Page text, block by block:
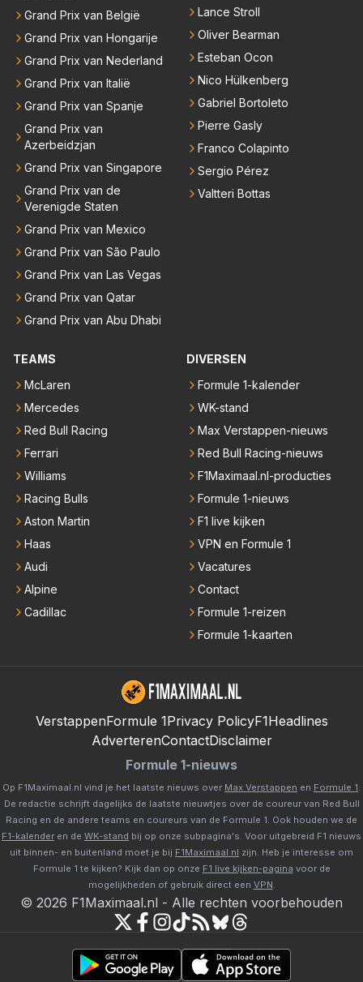
Grand Prix van België
Grand Prix van Hongarije
Grand Prix van Nederland
Grand Prix van Italië
Grand Prix van Spanje
Grand Prix van
Azerbeidzjan
Grand Prix van Singapore
Grand Prix van de
Verenigde Staten
Grand Prix van Mexico
Grand Prix van São Paulo
Grand Prix van Las Vegas
Grand Prix van Qatar
Grand Prix van Abu Dhabi
Lance Stroll
Oliver Bearman
Esteban Ocon
Nico Hülkenberg
Gabriel Bortoleto
Pierre Gasly
Franco Colapinto
Sergio Pérez
Valtteri Bottas
TEAMS
McLaren
Mercedes
Red Bull Racing
Ferrari
Williams
Racing Bulls
Aston Martin
Haas
Audi
Alpine
Cadillac
DIVERSEN
Formule 1-kalender
WK-stand
Max Verstappen-nieuws
Red Bull Racing-nieuws
F1Maximaal.nl-producties
Formule 1-nieuws
F1 live kijken
VPN en Formule 1
Vacatures
Contact
Formule 1-reizen
Formule 1-kaarten
VerstappenFormule 1Privacy PolicyF1Headlines
AdverterenContactDisclaimer
Formule 1-nieuws
Op F1Maximaal.nl vind je het laatste nieuws over Max Verstappen en Formule 1
De redactie schrijft dagelijks de laatste nieuwtjes over de coureur van Red Bull
Racing en de andere teams en coureurs van de Formule 1. Ook houden we de
F1-kalender en de WK-stand bij op onze subpagina's. Voor uitgebreid F1 nieuws
uit binnen- en buitenland moet je bij F1Maximaal.nl zijn. Heb je interesse om
Formule 1 te kijken? Kijk dan op onze F1 live kijken-pagina voor de
mogelijkheden of gebruik direct een VPN
© 2026 F1Maximaal.nl - Alle rechten voorbehouden